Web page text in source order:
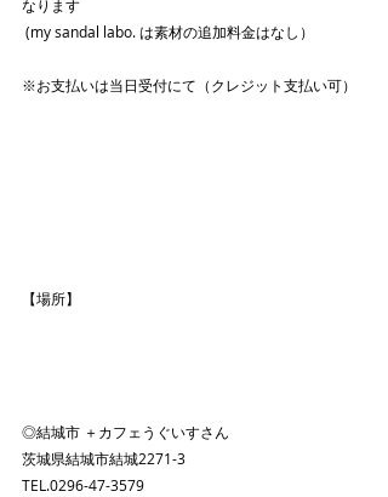
なります
(my sandal labo. は素材の追加料金はなし）
※お支払いは当日受付にて（クレジット支払い可）
【場所】
◎結城市 ＋カフェうぐいすさん
茨城県結城市結城2271-3
TEL.0296-47-3579